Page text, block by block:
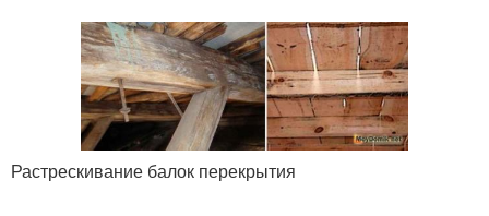
Растрескивание балок перекрытия